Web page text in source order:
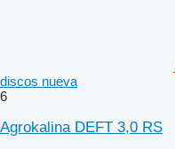
discos nueva
6
Agrokalina DEFT 3,0 RS